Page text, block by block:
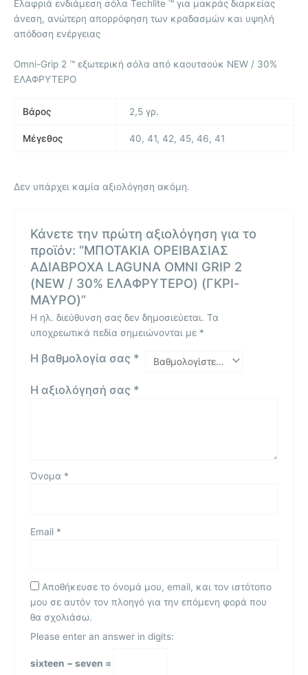
Ελαφριά ενδιάμεση σόλα Techlite ™ για μακράς διαρκείας
άνεση, ανώτερη απορρόφηση των κραδασμών και υψηλή
απόδοση ενέργειας
Omni-Grip 2 ™ εξωτερική σόλα από καουτσούκ NEW / 30%
ΕΛΑΦΡΥΤΕΡΟ
Βάρος 2,5 γρ.
Μέγεθος 40, 41, 42, 45, 46, 41
Δεν υπάρχει καμία αξιολόγηση ακόμη.
Κάνετε την πρώτη αξιολόγηση για το
προϊόν: “ΜΠΟΤΑΚΙΑ ΟΡΕΙΒΑΣΙΑΣ
ΑΔΙΑΒΡΟΧΑ LAGUNA OMNI GRIP 2
(NEW / 30% ΕΛΑΦΡΥΤΕΡΟ) (ΓΚΡΙ-
ΜΑΥΡΟ)”
Η ηλ. διεύθυνση σας δεν δημοσιεύεται. Τα
υποχρεωτικά πεδία σημειώνονται με *
Η βαθμολογία σας *
Η αξιολόγησή σας *
Όνομα *
Email *
Αποθήκευσε το όνομά μου, email, και τον ιστότοπο
μου σε αυτόν τον πλοηγό για την επόμενη φορά που
θα σχολιάσω.
Please enter an answer in digits:
sixteen − seven =